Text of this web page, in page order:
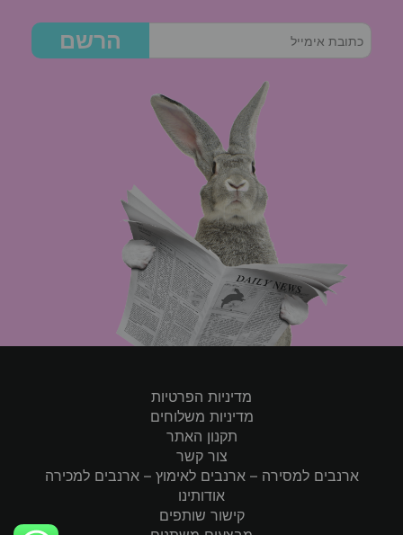
הרשם
מדיניות הפרטיות
מדיניות משלוחים
תקנון האתר
צור קשר
ארנבים למסירה – ארנבים לאימוץ – ארנבים למכירה
אודותינו
קישור שותפים